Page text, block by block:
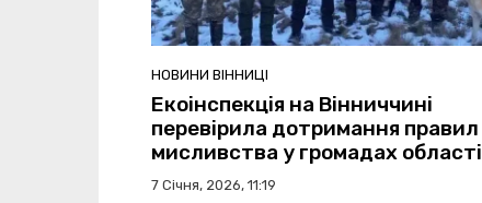
НОВИНИ ВІННИЦІ
Екоінспекція на Вінниччині
перевірила дотримання правил
мисливства у громадах області
7 Січня, 2026, 11:19